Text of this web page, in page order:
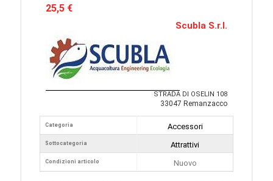
25,5 €
Scubla S.r.l.
STRADA DI OSELIN 108
33047 Remanzacco
Categoria
Sottocategoria
Condizioni articolo
Accessori
Attrattivi
Nuovo